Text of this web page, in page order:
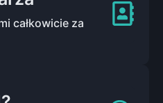
całkowicie za